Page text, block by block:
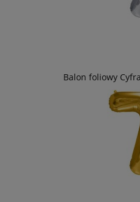
Balon foliowy